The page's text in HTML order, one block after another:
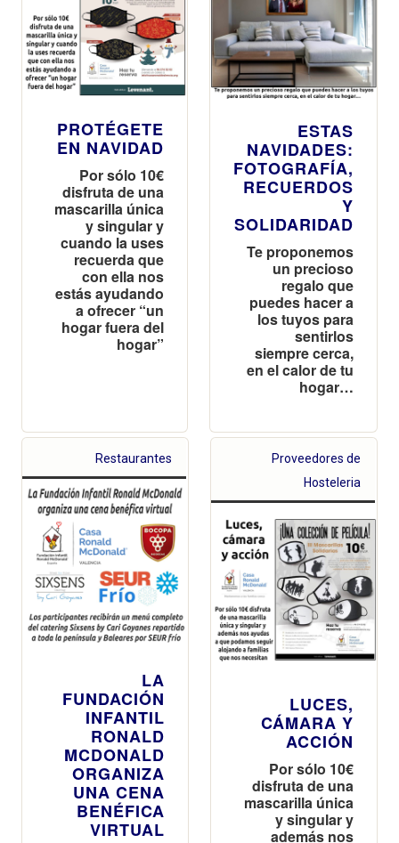
PROTÉGETE
EN NAVIDAD
Por sólo 10€
disfruta de una
mascarilla única
y singular y
cuando la uses
recuerda que
con ella nos
estás ayudando
a ofrecer “un
hogar fuera del
hogar”
ESTAS
NAVIDADES:
FOTOGRAFÍA,
RECUERDOS
Y
SOLIDARIDAD
Te proponemos
un precioso
regalo que
puedes hacer a
los tuyos para
sentirlos
siempre cerca,
en el calor de tu
hogar…
Restaurantes
LA
FUNDACIÓN
INFANTIL
RONALD
MCDONALD
ORGANIZA
UNA CENA
BENÉFICA
VIRTUAL
Proveedores de
Hosteleria
LUCES,
CÁMARA Y
ACCIÓN
Por sólo 10€
disfruta de una
mascarilla única
y singular y
además nos